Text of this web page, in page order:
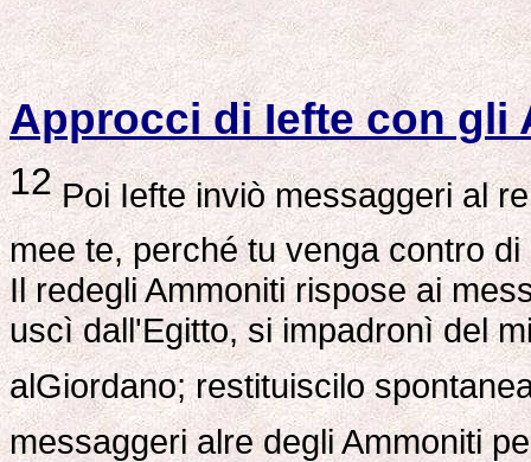
Approcci di Iefte con gli
12Poi Iefte inviò messaggeri al
mee te, perché tu venga contro
Il redegli Ammoniti rispose ai
uscì dall'Egitto, si impadronì del
alGiordano; restituiscilo
messaggeri alre degli Ammoniti